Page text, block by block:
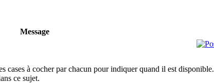
Message
à cocher par chacun pour indiquer quand il est disponible.
ce sujet.